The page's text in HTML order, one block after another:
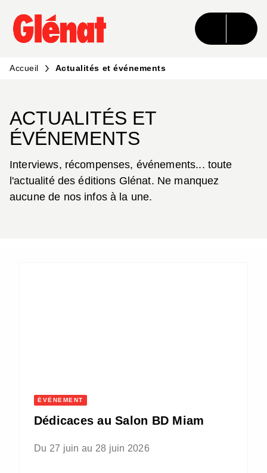
MENU RECHERCHE CONTENU
PIED DE PAGE
Accueil Actualités et événements
ACTUALITÉS ET
ÉVÉNEMENTS
Interviews, récompenses, événements... toute
l'actualité des éditions Glénat. Ne manquez
aucune de nos infos à la une.
ÉVÈNEMENT
Dédicaces au Salon BD Miam
Du 27 juin au 28 juin 2026